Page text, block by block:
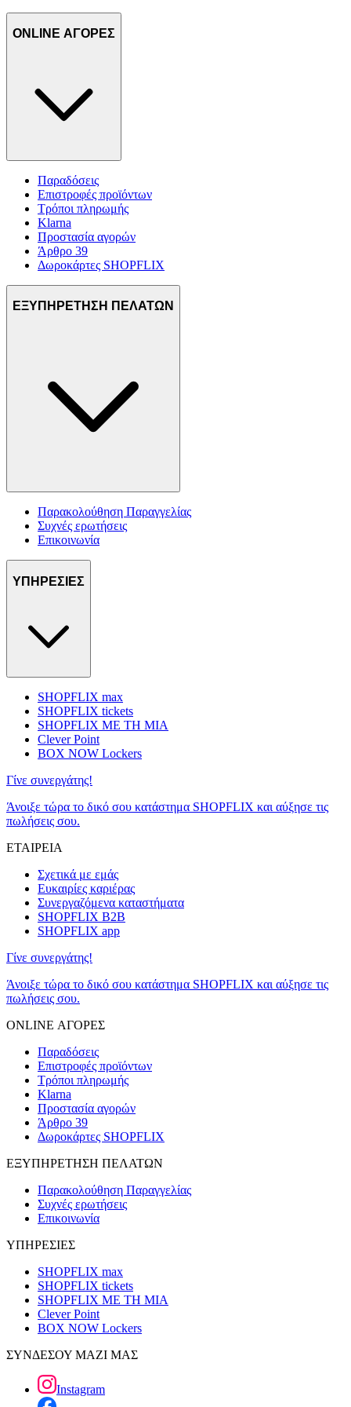
ONLINE ΑΓΟΡΕΣ
Παραδόσεις
Επιστροφές προϊόντων
Τρόποι πληρωμής
Klarna
Προστασία αγορών
Άρθρο 39
Δωροκάρτες SHOPFLIX
ΕΞΥΠΗΡΕΤΗΣΗ ΠΕΛΑΤΩΝ
Παρακολούθηση Παραγγελίας
Συχνές ερωτήσεις
Επικοινωνία
ΥΠΗΡΕΣΙΕΣ
SHOPFLIX max
SHOPFLIX tickets
SHOPFLIX ΜΕ ΤΗ ΜΙΑ
Clever Point
BOX NOW Lockers
Γίνε συνεργάτης!
Άνοιξε τώρα το δικό σου κατάστημα SHOPFLIX και αύξησε τις
πωλήσεις σου.
ΕΤΑΙΡΕΙΑ
Σχετικά με εμάς
Ευκαιρίες καριέρας
Συνεργαζόμενα καταστήματα
SHOPFLIX B2B
SHOPFLIX app
Γίνε συνεργάτης!
Άνοιξε τώρα το δικό σου κατάστημα SHOPFLIX και αύξησε τις
πωλήσεις σου.
ONLINE ΑΓΟΡΕΣ
Παραδόσεις
Επιστροφές προϊόντων
Τρόποι πληρωμής
Klarna
Προστασία αγορών
Άρθρο 39
Δωροκάρτες SHOPFLIX
ΕΞΥΠΗΡΕΤΗΣΗ ΠΕΛΑΤΩΝ
Παρακολούθηση Παραγγελίας
Συχνές ερωτήσεις
Επικοινωνία
ΥΠΗΡΕΣΙΕΣ
SHOPFLIX max
SHOPFLIX tickets
SHOPFLIX ΜΕ ΤΗ ΜΙΑ
Clever Point
BOX NOW Lockers
ΣΥΝΔΕΣΟΥ ΜΑΖΙ ΜΑΣ
Instagram